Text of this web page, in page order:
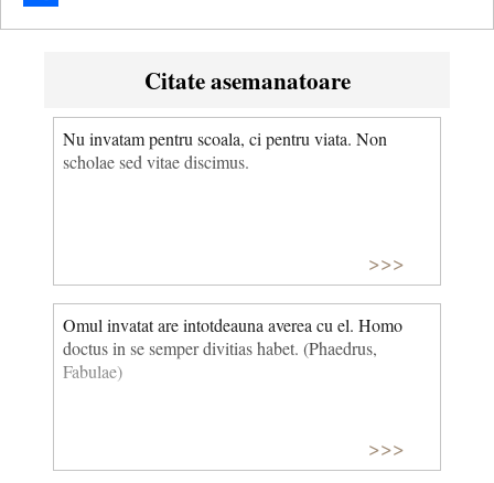
Share
Citate asemanatoare
Nu invatam pentru scoala, ci pentru viata. Non
scholae sed vitae discimus.
>>>
Omul invatat are intotdeauna averea cu el. Homo
doctus in se semper divitias habet. (Phaedrus,
Fabulae)
>>>